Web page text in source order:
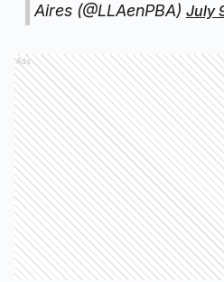
Aires (@LLAenPBA) July
Ads